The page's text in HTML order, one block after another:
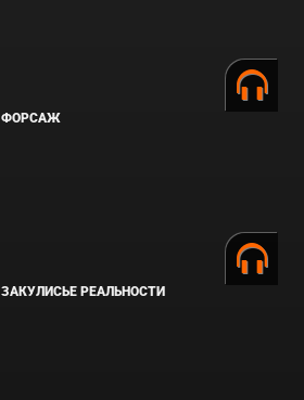
ФОРСАЖ
ЗАКУЛИСЬЕ РЕАЛЬНОСТИ